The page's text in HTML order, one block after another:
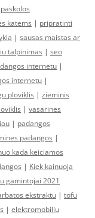
paskolos
katems | pripratinti
| sausas maistas ar
talpinimas | seo
internetu |
internetu |
ploviklis | zieminis
| vasarines
| padangos
padangos |
kada keiciamos
| Kiek kainuoja
gamintojai 2021
ekstraktu | tofu
| elektromobiliu